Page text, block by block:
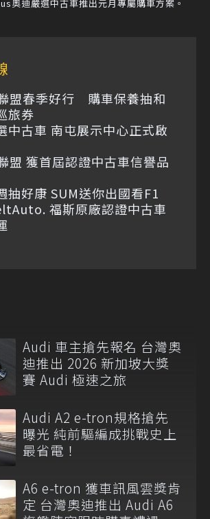
迪嚴選中古車推出元月專屬購車方案。
盟春季好行 購車保養抽和
旅券
中古車 南屯展示中心正式啟
盟 獲首屆認證中古車信譽品
抽好康 SUM送你出國看F1
福斯原廠認證中古車
Audi 車主搶先報名 台灣奧
迪推出 2026 新加坡大獎
賽 Audi 極速之旅
Audi A2 e-tron規格搶先
曝光 純前驅編成挑戰史上
最省電！
A6 e-tron 獲車訊風雲獎肯
定 台灣奧迪推出 Audi A6